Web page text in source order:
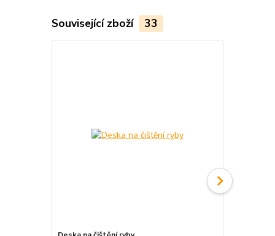
Související zboží 33